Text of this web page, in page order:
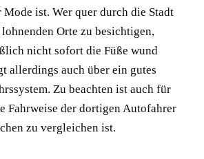
Mode ist. Wer quer durch die Stadt
Orte zu besichtigen,
nicht sofort die Füße wund
allerdings auch über ein gutes
Zu beachten ist auch für
Fahrweise der dortigen Autofahrer
zu vergleichen ist.